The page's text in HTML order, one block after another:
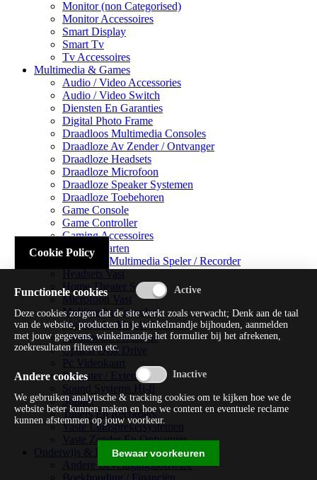
Monitor (non Categorised)
Monitor Accessoires
Smart Display
Smart Tv
Tv Accessoires
Multimedia & Games
Audio / Video Accessories
Audio / Video Switch
Diensten En Garanties
Digital Photo Frame
Draadloos Multimedia Consoles
Draadloze Av Zender / Ontvanger
Draadloze Headsets
Draadloze Microfoon
Draadloze Speaker Systemen
Draadloze Toebehoren
Game Console
Game Controller
Gaming Accessoires
Geluidskaarten
Handheld Multimedia Speler / Recorder
Headsets Vast
Home Theater Systems
Microfoon Vast
Multimedia Consoles
Multimedia Mixer / Versterker
Multimedia Productie
Optical Disk Drive
Pc Videokaart
Repeater / Extender
Sound Systems Hi-fi
Splitter
Tuners En Recorders
Vaste Luidsprekersystemen
Vaste Zender En Ontvanger
Onderwijs & Recreatie
Andere Beveiligingssoftware
Cookie Policy
Functionele cookies
Deze cookies zorgen dat de site werkt zoals verwacht; Denk aan de taal
van de website, producten in je winkelmandje bijhouden, aanmelden
met jouw gegevens, winkelmandje het formulier bij het afrekenen,
zoekresultaten filteren etc.
Andere cookies
We gebruiken analytische & tracking cookies om te kijken hoe we de
website beter kunnen maken en hoe we content en eventuele reclame
kunnen afstemmen op jouw voorkeur.
Bewaar voorkeuren